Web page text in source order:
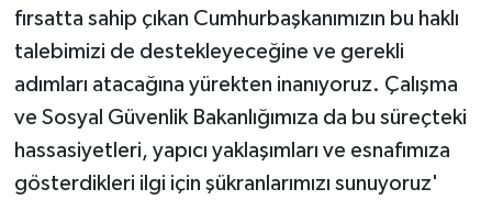
fırsatta sahip çıkan Cumhurbaşkanımızın bu haklı
talebimizi de destekleyeceğine ve gerekli
adımları atacağına yürekten inanıyoruz. Çalışma
ve Sosyal Güvenlik Bakanlığımıza da bu süreçteki
hassasiyetleri, yapıcı yaklaşımları ve esnafımıza
gösterdikleri ilgi için şükranlarımızı sunuyoruz'